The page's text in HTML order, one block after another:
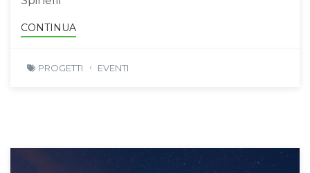
CONTINUA
PROGETTI EVENTI